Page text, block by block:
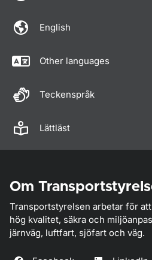
English
Other languages
Teckenspråk
Lättläst
Om
Transportstyrelsen arbetar för
hög kvalitet, säkra och
järnväg, luftfart, sjöfart och väg.